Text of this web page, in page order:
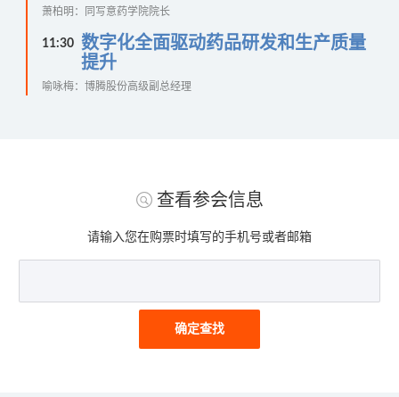
萧柏明：同写意药学院院长
11:30 数字化全面驱动药品研发和生产质量
提升
喻咏梅：博腾股份高级副总经理
查看参会信息
请输入您在购票时填写的手机号或者邮箱
确定查找